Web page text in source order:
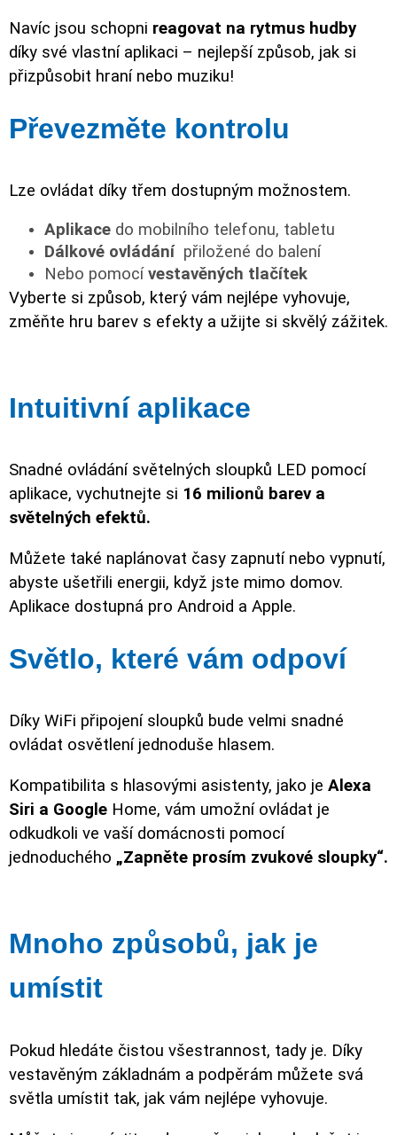
Navíc jsou schopni reagovat na rytmus hudby
díky své vlastní aplikaci – nejlepší způsob, jak si
přizpůsobit hraní nebo muziku!
Převezměte kontrolu
Lze ovládat díky třem dostupným možnostem.
Aplikace do mobilního telefonu, tabletu
Dálkové ovládánípřiložené do balení
Nebo pomocívestavěných tlačítek
Vyberte si způsob, který vám nejlépe vyhovuje,
změňte hru barev s efekty a užijte si skvělý zážitek.
Intuitivní aplikace
Snadné ovládání světelných sloupků LED pomocí
aplikace, vychutnejte si 16 milionů barev a
světelných efektů.
Můžete také naplánovat časy zapnutí nebo vypnutí,
abyste ušetřili energii, když jste mimo domov.
Aplikace dostupná pro Android a Apple.
Světlo, které vám odpoví
Díky WiFi připojení sloupků bude velmi snadné
ovládat osvětlení jednoduše hlasem.
Kompatibilita s hlasovými asistenty, jako je Alexa
Siri a Google Home, vám umožní ovládat je
odkudkoli ve vaší domácnosti pomocí
jednoduchého „Zapněte prosím zvukové sloupky“.
Mnoho způsobů, jak je
umístit
Pokud hledáte čistou všestrannost, tady je. Díky
vestavěným základnám a podpěrám můžete svá
světla umístit tak, jak vám nejlépe vyhovuje.